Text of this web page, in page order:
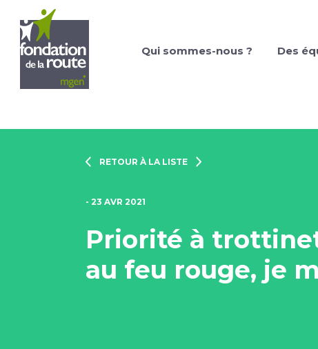
Qui sommes-nous ? Des
RETOUR À LA LISTE
- 23 AVR 2021
Priorité à
au feu rouge, je